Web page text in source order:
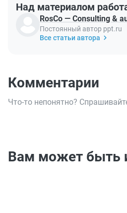
Над материалом
RosCo — Consulting &
Постоянный автор ppt.ru
Все статьи автора
Комментарии
Что-то непонятно?
Вам может быть